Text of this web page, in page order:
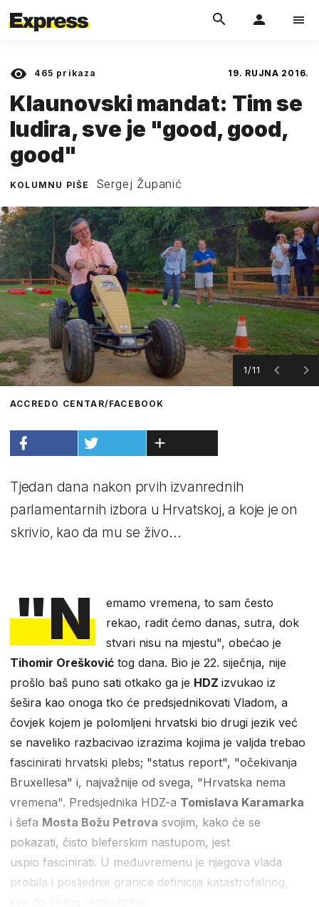
465 prikaza 19. RUJNA 2016.
Klaunovski mandat: Tim se
ludira, sve je "good, good,
good"
KOLUMNU PIŠE Sergej Županić
1/11
ACCREDO CENTAR/FACEBOOK
Tjedan dana nakon prvih izvanrednih
parlamentarnih izbora u Hrvatskoj, a koje je on
skrivio, kao da mu se živo...
"N
emamo vremena, to sam često
rekao, radit ćemo danas, sutra, dok
stvari nisu na mjestu", obećao je
Tihomir Orešković tog dana. Bio je 22. siječnja, nije
prošlo baš puno sati otkako ga je HDZ izvukao iz
šešira kao onoga tko će predsjednikovati Vladom, a
čovjek kojem je polomljeni hrvatski bio drugi jezik već
se naveliko razbacivao izrazima kojima je valjda trebao
fascinirati hrvatski plebs; "status report", "očekivanja
Bruxellesa" i, najvažnije od svega, "Hrvatska nema
vremena". Predsjednika HDZ-a Tomislava Karamarka
i šefa Mosta Božu Petrova svojim, kako će se
pokazati, čisto bleferskim nastupom, jest
uspio fascinirati. U međuvremenu je njegova vlada
probila i posljednje granice definicija katastrofalnog,